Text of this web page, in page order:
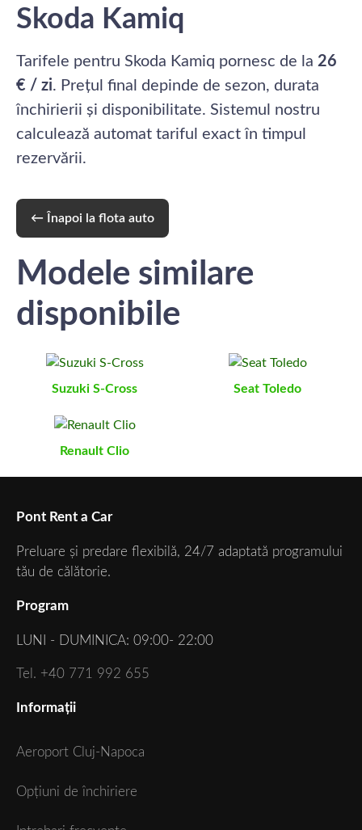
Skoda Kamiq
Tarifele pentru Skoda Kamiq pornesc de la 26
€ / zi. Prețul final depinde de sezon, durata
închirierii și disponibilitate. Sistemul nostru
calculează automat tariful exact în timpul
rezervării.
← Înapoi la flota auto
Modele similare
disponibile
Suzuki S-Cross Seat Toledo
Renault Clio
Pont Rent a Car
Preluare și predare flexibilă, 24/7 adaptată programului
tău de călătorie.
Program
LUNI - DUMINICA: 09:00- 22:00
Tel. +40 771 992 655
Informații
Aeroport Cluj-Napoca
Opțiuni de închiriere